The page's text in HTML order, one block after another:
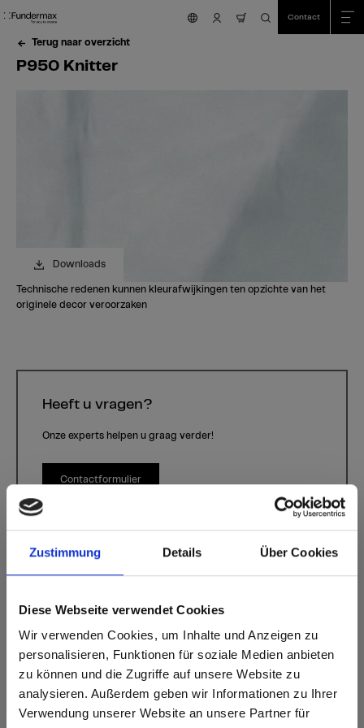
Zustimmung Details Über Cookies
Diese Webseite verwendet Cookies
Wir verwenden Cookies, um Inhalte und Anzeigen zu
personalisieren, Funktionen für soziale Medien anbieten
zu können und die Zugriffe auf unsere Website zu
analysieren. Außerdem geben wir Informationen zu Ihrer
Verwendung unserer Website an unsere Partner für
sr.skip-to.main-content
sr.skip-to.table-of-contents
sr.skip-to.main-navigation
nav.cart.item.count
Contact
Terug naar overzicht
P950 Knitter
Downloads
Technische redenen kunnen kleurafwijkingen ten opzichte van het
originele decor veroorzaken
Heeft u vragen?
Onze experts helpen u graag verder!
Contactformulier
Knitter
Kleur P950 Knitter | Houtsoort: -
optimaliseren en snijden.